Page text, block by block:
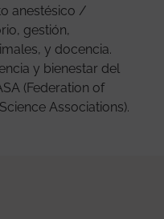
anestésico /
gestión,
y docencia.
y bienestar del
(Federation of
Associations).